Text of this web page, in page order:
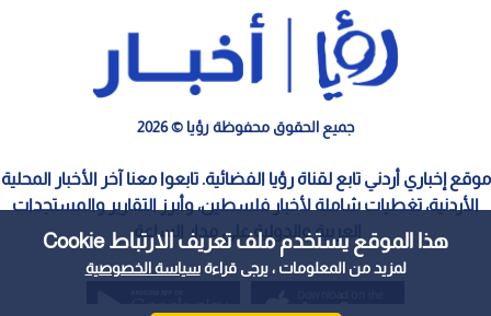
هذا الموقع يستخدم ملف تعريف الارتباط Cookie
لمزيد من المعلومات ، يرجى قراءةسياسة الخصوصية
جميع الحقوق محفوظة رؤيا © 2026
موقع إخباري أردني تابع لقناة رؤيا الفضائية. تابعوا معنا آخر الأخبار المحلية
الأردنية، تغطيات شاملة لأخبار فلسطين، وأبرز التقارير والمستجدات
العربية والدولية على مدار الساعة.